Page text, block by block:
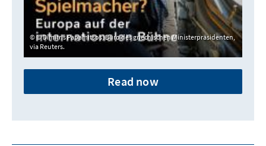
© Dimitris Papamitsos, Büro des griechischen Ministerpräsidenten,
via Reuters.
Read now